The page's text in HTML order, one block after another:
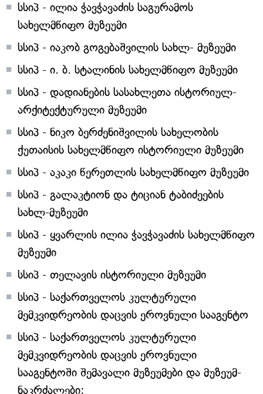
სსიპ - ილია ჭავჭავაძის საგურამოს
სახელმწიფო მუზეუმი
სსიპ - იაკობ გოგებაშვილის სახლ- მუზეუმი
სსიპ - ი. ბ. სტალინის სახელმწიფო მუზეუმი
სსიპ - დადიანების სასახლეთა ისტორიულ-
არქიტექტურული მუზეუმი
სსიპ - ნიკო ბერძენიშვილის სახელობის
ქუთაისის სახელმწიფო ისტორიული მუზეუმი
სსიპ - აკაკი წერეთლის სახელმწიფო მუზეუმი
სსიპ - გალაკტიონ და ტიციან ტაბიძეების
სახლ-მუზეუმი
სსიპ - ყვარლის ილია ჭავჭავაძის სახელმწიფო
მუზეუმი
სსიპ - თელავის ისტორიული მუზეუმი
სსიპ - საქართველოს კულტურული
მემკვიდრეობის დაცვის ეროვნული სააგენტო
სსიპ - საქართველოს კულტურული
მემკვიდრეობის დაცვის ეროვნული
სააგენტოში შემავალი მუზეუმები და მუზეუმ-
ნაკრძალები: